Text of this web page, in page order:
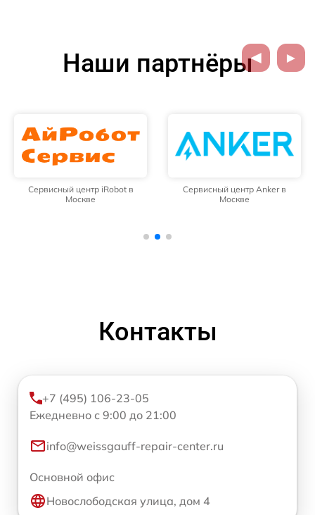
Наши партнёры
Сервисный центр iRobot в
Москве
Сервисный центр Anker в
Москве
Контакты
+7 (495) 106-23-05
Ежедневно с 9:00 до 21:00
info@weissgauff-repair-center.ru
Основной офис
Новослободская улица, дом 4